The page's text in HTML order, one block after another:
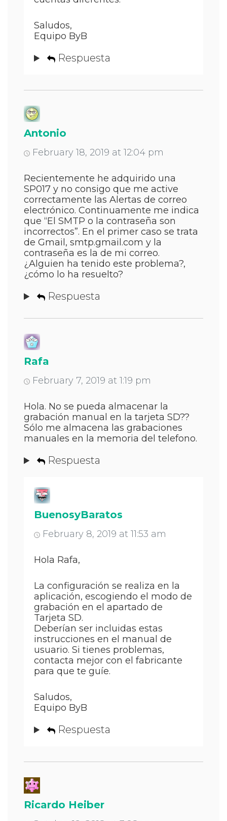
Saludos,
Equipo ByB
Respuesta
Antonio
February 18, 2019 at 12:04 pm
Recientemente he adquirido una
SP017 y no consigo que me active
correctamente las Alertas de correo
electrónico. Continuamente me indica
que “El SMTP o la contraseña son
incorrectos”. En el primer caso se trata
de Gmail, smtp.gmail.com y la
contraseña es la de mi correo.
¿Alguien ha tenido este problema?,
¿cómo lo ha resuelto?
Respuesta
Rafa
February 7, 2019 at 1:19 pm
Hola. No se pueda almacenar la
grabación manual en la tarjeta SD??
Sólo me almacena las grabaciones
manuales en la memoria del telefono.
Respuesta
BuenosyBaratos
February 8, 2019 at 11:53 am
Hola Rafa,
La configuración se realiza en la
aplicación, escogiendo el modo de
grabación en el apartado de
Tarjeta SD.
Deberían ser incluidas estas
instrucciones en el manual de
usuario. Si tienes problemas,
contacta mejor con el fabricante
para que te guíe.
Saludos,
Equipo ByB
Respuesta
Ricardo Heiber